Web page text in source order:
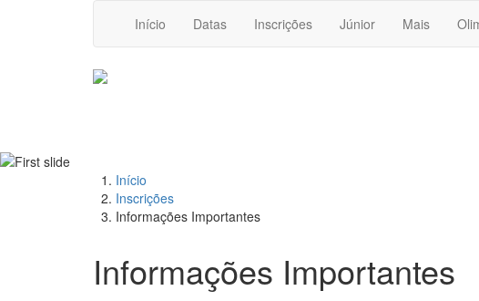
Início Datas Inscrições Júnior Mais
Início
Inscrições
Informações Importantes
Informações Importantes